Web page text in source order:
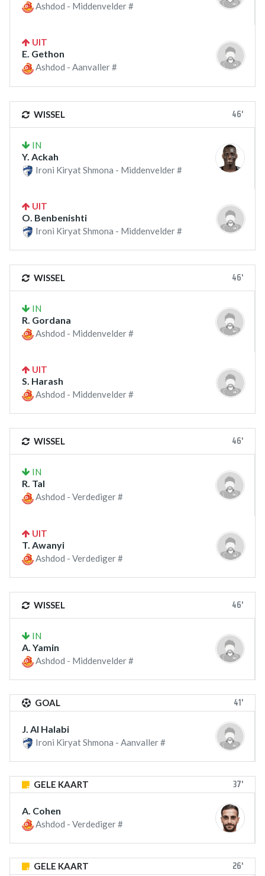
Ashdod - Middenvelder #
UIT
E. Gethon
Ashdod - Aanvaller #
WISSEL 46'
IN
Y. Ackah
Ironi Kiryat Shmona - Middenvelder #
UIT
O. Benbenishti
Ironi Kiryat Shmona - Middenvelder #
WISSEL 46'
IN
R. Gordana
Ashdod - Middenvelder #
UIT
S. Harash
Ashdod - Middenvelder #
WISSEL 46'
IN
R. Tal
Ashdod - Verdediger #
UIT
T. Awanyi
Ashdod - Verdediger #
WISSEL 46'
IN
A. Yamin
Ashdod - Middenvelder #
GOAL 41'
J. Al Halabi
Ironi Kiryat Shmona - Aanvaller #
GELE KAART 37'
A. Cohen
Ashdod - Verdediger #
GELE KAART 26'